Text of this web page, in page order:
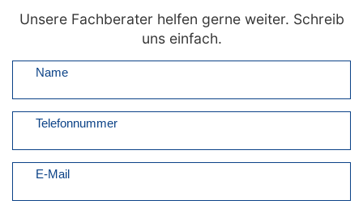
Unsere Fachberater helfen gerne weiter. Schreib
uns einfach.
Name
Telefonnummer
E-Mail